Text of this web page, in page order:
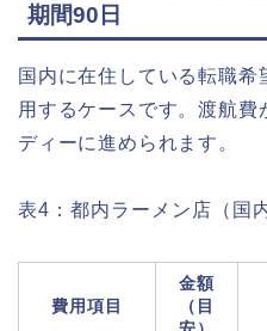
期間90日
国内に在住している転職
用するケースです。渡航費
ディーに進められます。
表4：都内ラーメン店（国
費用項目
金額
（目